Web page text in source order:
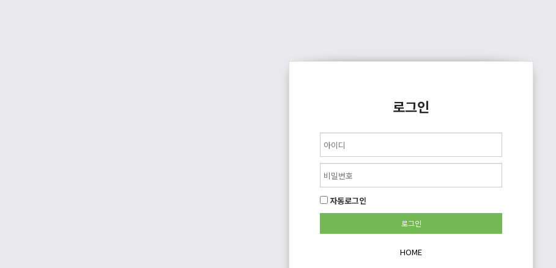
로그인
자동로그인
HOME